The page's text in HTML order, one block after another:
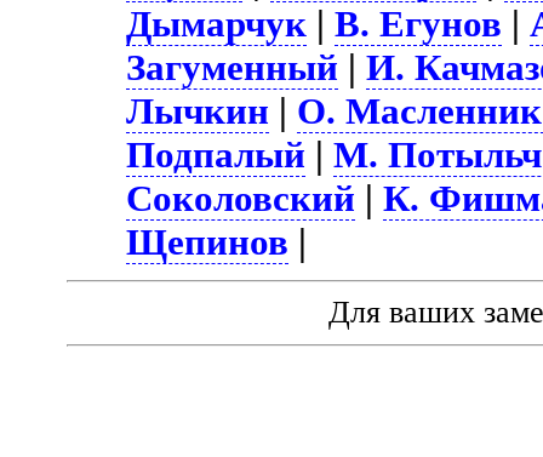
Дымарчук |В. Егунов |
Загуменный |И.
Лычкин | О.
Подпалый |М.
Соколовский |К.
Щепинов |
Для ваших